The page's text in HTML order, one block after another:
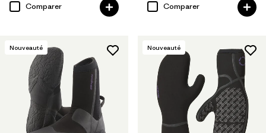
Comparer
Comparer
Nouveauté Nouveauté